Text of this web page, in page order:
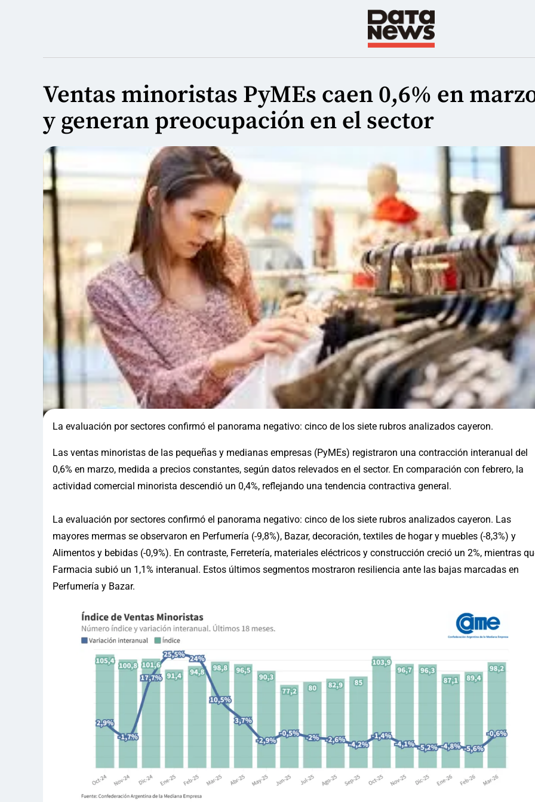
Ventas minoristas PyMEs caen 0,6% en
y generan preocupación en el sector
La evaluación por sectores confirmó el panorama negativo: cinco de los siete rubros analizados cayeron.
Las ventas minoristas de las pequeñas y medianas empresas (PyMEs) registraron una contracción interanual del
0,6% en marzo, medida a precios constantes, según datos relevados en el sector. En comparación con febrero, la
actividad comercial minorista descendió un 0,4%, reflejando una tendencia contractiva general.
La evaluación por sectores confirmó el panorama negativo: cinco de los siete rubros analizados cayeron. Las
mayores mermas se observaron en Perfumería (-9,8%), Bazar, decoración, textiles de hogar y muebles (-8,3%) y
Alimentos y bebidas (-0,9%). En contraste, Ferretería, materiales eléctricos y construcción creció un 2%, mientras
Farmacia subió un 1,1% interanual. Estos últimos segmentos mostraron resiliencia ante las bajas marcadas en
Perfumería y Bazar.